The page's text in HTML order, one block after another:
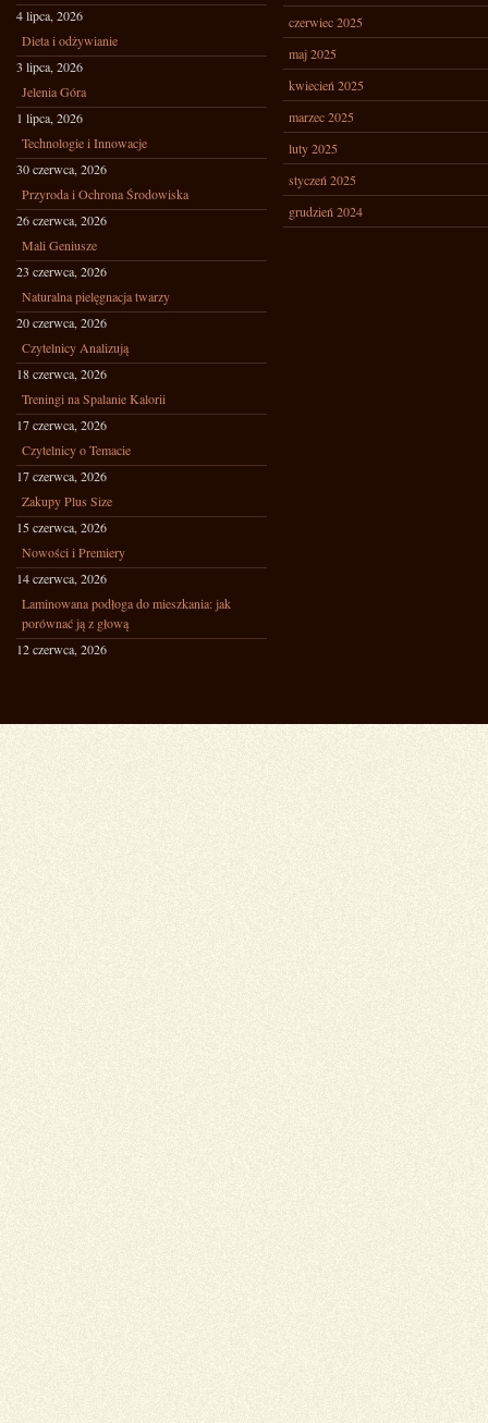
4 lipca, 2026
Dieta i odżywianie
3 lipca, 2026
Jelenia Góra
1 lipca, 2026
Technologie i Innowacje
30 czerwca, 2026
Przyroda i Ochrona Środowiska
26 czerwca, 2026
Mali Geniusze
23 czerwca, 2026
Naturalna pielęgnacja twarzy
20 czerwca, 2026
Czytelnicy Analizują
18 czerwca, 2026
Treningi na Spalanie Kalorii
17 czerwca, 2026
Czytelnicy o Temacie
17 czerwca, 2026
Zakupy Plus Size
15 czerwca, 2026
Nowości i Premiery
14 czerwca, 2026
Laminowana podłoga do mieszkania: jak
porównać ją z głową
12 czerwca, 2026
czerwiec 2025
maj 2025
kwiecień 2025
marzec 2025
luty 2025
styczeń 2025
grudzień 2024